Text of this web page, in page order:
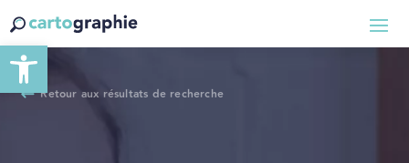
Ouvrir la barre d’outils
Retour aux résultats de recherche